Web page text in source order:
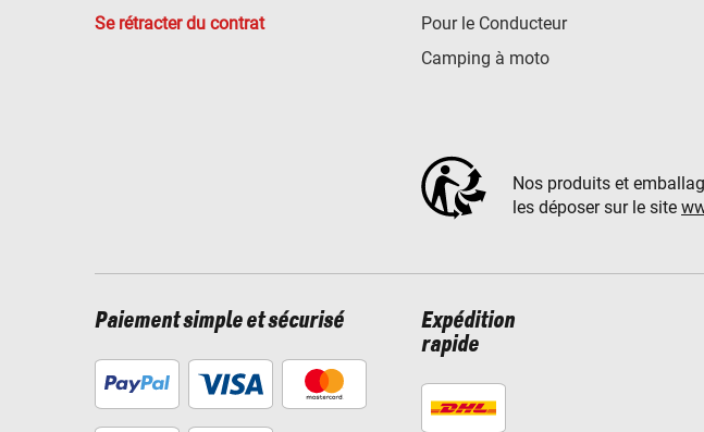
Se rétracter du contrat
Pour le Conducteur
Camping à moto
Nos produits et
les déposer sur le site
Paiement simple et sécurisé
Expédition
rapide